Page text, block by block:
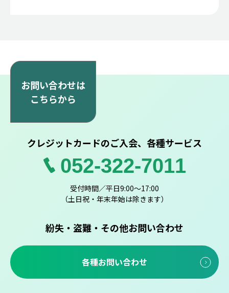
お問い合わせは
こちらから
クレジットカードのご入会、各種サービス
052-322-7011
受付時間／平日9:00～17:00
（土日祝・年末年始は除きます）
紛失・盗難・その他お問い合わせ
各種お問い合わせ